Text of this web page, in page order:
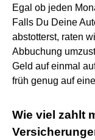
Egal ob jeden
Falls Du Deine
abstotterst, raten
Abbuchung
Geld auf einmal
früh genug auf
Wie viel zahlt